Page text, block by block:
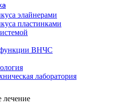
элайнерами
пластинками
ВНЧС
лаборатория
лечение